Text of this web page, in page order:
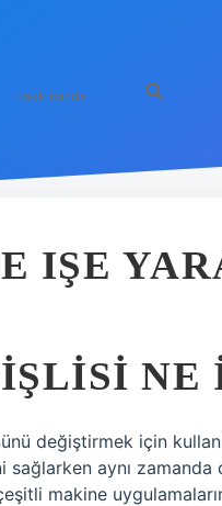
Hakkımızda
IŞE
NE
değiştirmek için
sağlarken aynı
makine